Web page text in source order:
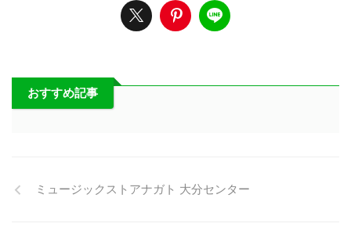
おすすめ記事
ミュージックストアナガト 大分センター